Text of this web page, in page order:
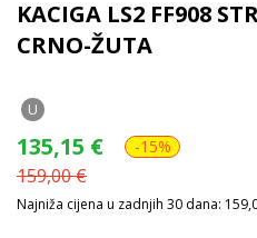
KACIGA LS2 FF908
CRNO-ŽUTA
U
135,15 €
159,00€
-15%
Najniža cijena u zadnjih 30 dana: